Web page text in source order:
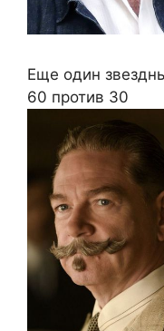
Еще один
60 против 30